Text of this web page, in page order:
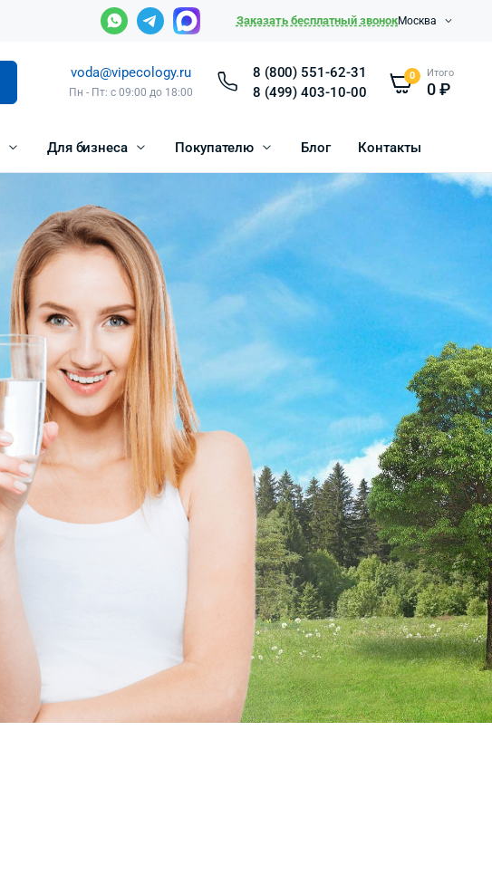
Заказать бесплатный звонокМосква
voda@vipecology.ru
Пн - Пт: с 09:00 до 18:00
8 (800) 551-62-31
8 (499) 403-10-00
0 Итого
0₽
Для бизнеса Покупателю Блог Контакты